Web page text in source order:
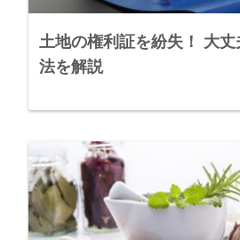
土地の権利証を紛失！ 大
法を解説